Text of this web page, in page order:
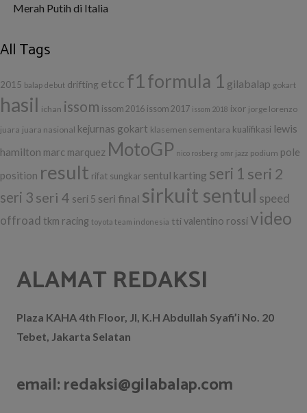
Merah Putih di Italia
All Tags
2015 balap debut drifting etcc f1formula 1 gilabalap gokart
hasil ichan issom issom 2016 issom 2017 issom 2018 ixor jorge lorenzo
juara juara nasional kejurnas gokart klasemen sementara kualifikasi lewis
hamilton marc marquez MotoGP nico rosberg omr jazz podium pole
position result rifat sungkar sentul karting seri 1 seri 2
seri 3 seri 4 seri 5 seri final sirkuit sentul speed
offroad tkm racing toyota team indonesia tti valentino rossi video
ALAMAT REDAKSI
Plaza KAHA 4th Floor, Jl, K.H Abdullah Syafi’i No. 20
Tebet, Jakarta Selatan
email: redaksi@gilabalap.com